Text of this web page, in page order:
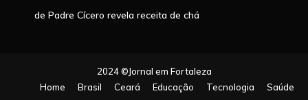
de Padre Cícero revela receita de chá
2024 ©Jornal em Fortaleza
Home
Brasil Ceará Educação Tecnologia Saúde